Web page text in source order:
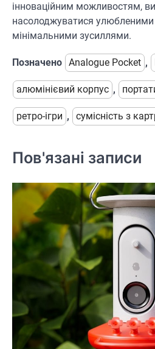
інноваційним можливостям,
насолоджуватися улюбленими
мінімальними зусиллями.
Позначено Analogue Pocket ,
алюмінієвий корпус ,
ретро-ігри , сумісність з
Пов'язані записи